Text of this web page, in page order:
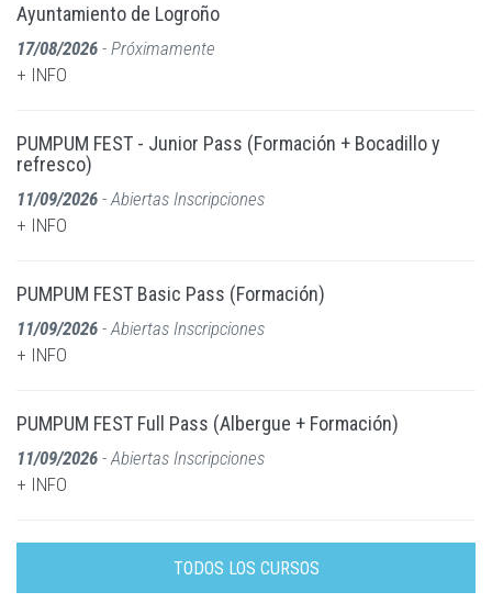
Ayuntamiento de Logroño
17/08/2026 - Próximamente
+ INFO
PUMPUM FEST - Junior Pass (Formación + Bocadillo y
refresco)
11/09/2026 - Abiertas Inscripciones
+ INFO
PUMPUM FEST Basic Pass (Formación)
11/09/2026 - Abiertas Inscripciones
+ INFO
PUMPUM FEST Full Pass (Albergue + Formación)
11/09/2026 - Abiertas Inscripciones
+ INFO
TODOS LOS CURSOS